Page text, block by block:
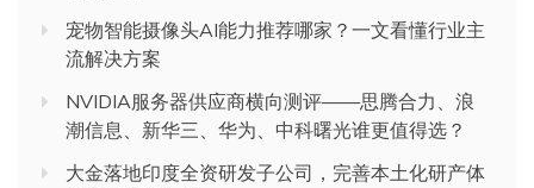
宠物智能摄像头AI能力推荐哪家？一文看懂行业主
流解决方案
NVIDIA服务器供应商横向测评——思腾合力、浪
潮信息、新华三、华为、中科曙光谁更值得选？
大金落地印度全资研发子公司，完善本土化研产体